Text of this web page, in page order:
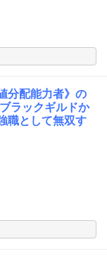
分配能力者》の
ラックギルドか
職として無双す